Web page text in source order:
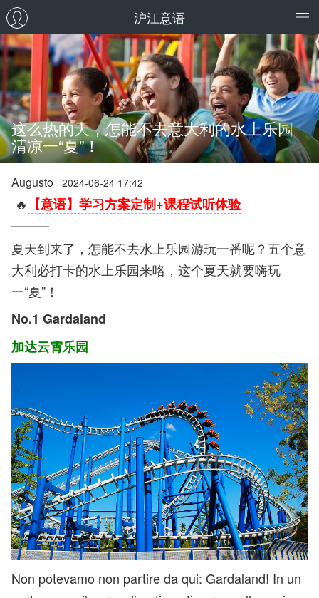
沪江意语
这么热的天，怎能不去意大利的水上乐园
清凉一“夏”！
Augusto 2024-06-24 17:42
🔥 【意语】学习方案定制+课程试听体验
夏天到来了，怎能不去水上乐园游玩一番呢？五个意
大利必打卡的水上乐园来咯，这个夏天就要嗨玩
一“夏”！
No.1 Gardaland
加达云霄乐园
Non potevamo non partire da qui: Gardaland! In un